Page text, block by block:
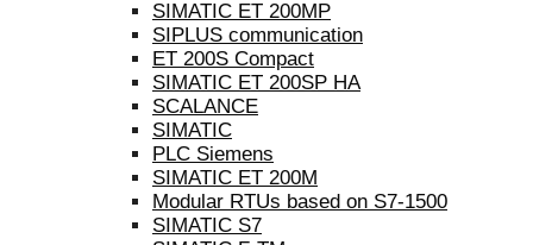
SIMATIC ET 200MP
SIPLUS communication
ET 200S Compact
SIMATIC ET 200SP HA
SCALANCE
SIMATIC
PLC Siemens
SIMATIC ET 200M
Modular RTUs based on S7-1500
SIMATIC S7